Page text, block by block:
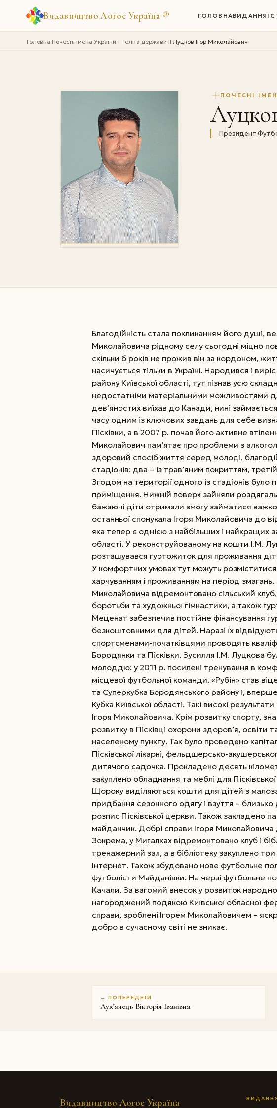
Видавництво Логос Україна ® ГОЛОВНАВИДАННЯ
Головна›Почесні імена України — еліта держави II›Луцков Ігор Миколайович
ПОЧЕСНІ
Президент
Благодійність стала покликанням його душі,
Миколайовича рідному селу сьогодні міцно
скільки б років не прожив він за кордоном,
насичується тільки в Україні. Народився і
району Київської області, тут пізнав усю
недостатніми матеріальними можливостями
дев’яностих виїхав до Канади, нині
часу одним із ключових завдань для себе
Пісківки, а в 2007 р. почав його активне
Миколайович пам’ятає про проблеми з
здоровий спосіб життя серед молоді,
стадіонів: два – із трав’яним покриттям,
Згодом на території одного із стадіонів
приміщення. Нижній поверх зайняли
бажаючі діти отримали змогу займатися
останньої спонукала Ігоря Миколайовича до
яка тепер є однією з найбільших і найкращих
області. У реконструйованому на кошти І.М.
розташувався гуртожиток для проживання
У комфортних умовах тут можуть
харчуванням і проживанням на період змагань.
Миколайовича відремонтовано сільський клуб,
боротьби та художньої гімнастики, а також
Меценат забезпечив постійне фінансування
безкоштовними для дітей. Наразі їх
спортсменами-початківцями проводять
Бородянки та Пісківки. Зусилля І.М. Луцкова
молоддю: у 2011 р. посилені тренування в
місцевої футбольної команди. «Рубін» став
та Суперкубка Бородянського району і,
Кубка Київської області. Такі високі
Ігоря Миколайовича. Крім розвитку спорту,
розвитку в Пісківці охорони здоров’я, освіти
населеному пункту. Так було проведено
Пісківської лікарні, фельдшерсько-
дитячого садочка. Прокладено десять
закуплено обладнання та меблі для
Щороку виділяються кошти для дітей з
придбання сезонного одягу і взуття –
розпис Пісківської церкви. Також закладено
майданчик. Добрі справи Ігоря Миколайовича
Зокрема, у Мигалках відремонтовано клуб і
тренажерний зал, а в бібліотеку закуплено
Інтернет. Також збудовано нове футбольне
футболісти Майданівки. На черзі футбольне
Качали. За вагомий внесок у розвиток
нагороджений подякою Київської обласної
справи, зроблені Ігорем Миколайовичем –
добро в сучасному світі не зникає.
← ПОПЕРЕДНІЙ
Лук’янець Вікторія Іванівна
Видавництво Логос Україна ВИДАННЯ